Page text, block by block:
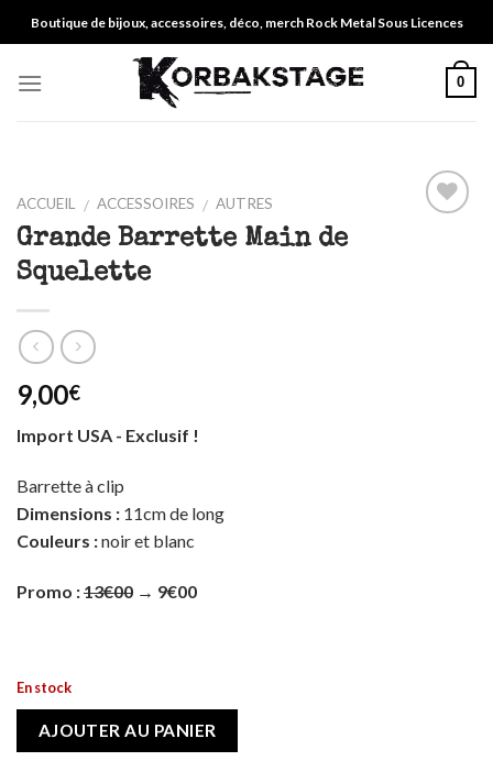
to
Boutique de bijoux, accessoires, déco, merch Rock Metal Sous Licences
0
ACCUEIL / ACCESSOIRES / AUTRES
Grande Barrette Main de
Squelette
9,00€
Import USA - Exclusif !
Barrette à clip
Dimensions : 11cm de long
Couleurs :noir et blanc
Promo :13€00 → 9€00
En stock
AJOUTER AU PANIER